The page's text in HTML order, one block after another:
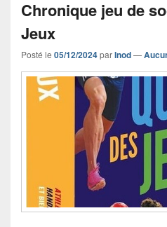
Chronique jeu de
Jeux
Posté le 05/12/2024parInod—